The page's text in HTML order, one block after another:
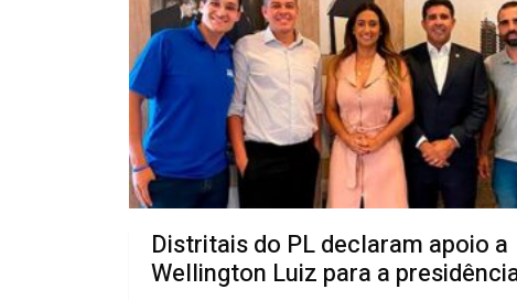
Distritais do PL declaram apoio a
Wellington Luiz para a